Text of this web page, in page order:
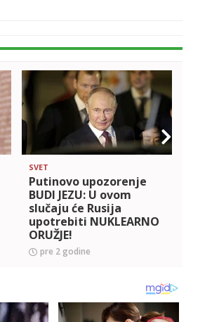
SVET
Putinovo upozorenje
BUDI JEZU: U ovom
slučaju će Rusija
upotrebiti NUKLEARNO
ORUŽJE!
pre 2 godine